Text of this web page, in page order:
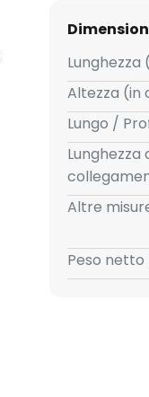
Lunghezza
Altezza (in
Lungo /
Lunghezza
Altre
Peso netto